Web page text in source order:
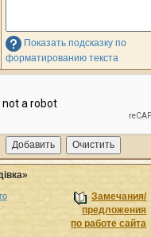
Показать подсказку по
форматированию текста
Замечания/
предложения
по работе сайта